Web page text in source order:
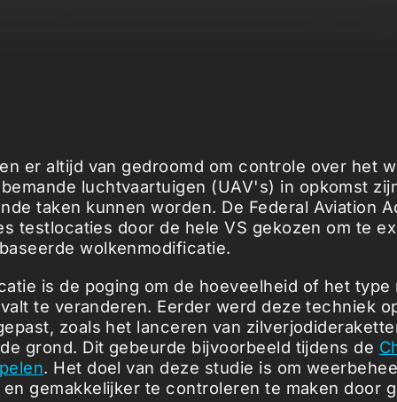
er altijd van gedroomd om controle over het
luchtvaartuigen (UAV's) in opkomst
taken kunnen worden. De Federal Aviation
testlocaties door de hele VS gekozen om te
wolkenmodificatie.
is de poging om de hoeveelheid of het type
te veranderen. Eerder werd deze techniek
zoals het lanceren van
grond. Dit gebeurde bijvoorbeeld tijdens de
. Het doel van deze studie is om
en gemakkelijker te controleren te maken door